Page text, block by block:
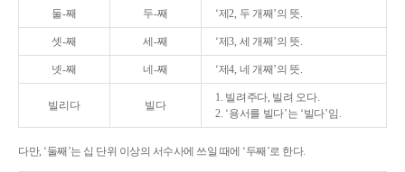
둘-째 두-째 ‘제2, 두 개째’의 뜻.
셋-째 세-째 ‘제3, 세 개째’의 뜻.
넷-째 네-째 ‘제4, 네 개째’의 뜻.
빌리다 빌다
1. 빌려주다, 빌려 오다.
2. ‘용서를 빌다’는 ‘빌다’임.
다만, ‘둘째’는 십 단위 이상의 서수사에 쓰일 때에 ‘두째’로 한다.